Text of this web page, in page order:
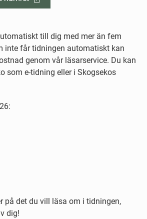
till dig med mer än fem
inte får tidningen automatiskt kan
genom vår läsarservice. Du kan
som e-tidning eller i Skogsekos
på det du vill läsa om i tidningen,
dig!